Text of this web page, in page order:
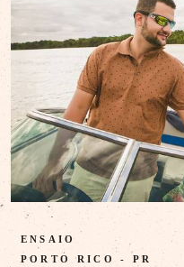
ENSAIO
PORTO RICO - PR